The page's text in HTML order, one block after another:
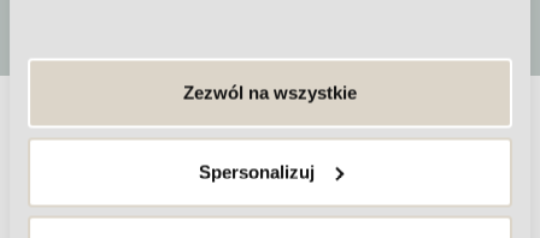
Zezwól na wszystkie
Spersonalizuj
Najczęściej zadawane pytania nt.
osocza bogatopłytkowego